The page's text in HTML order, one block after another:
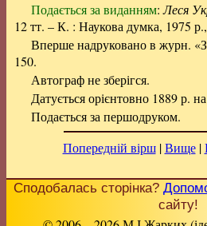
Подається за виданням:Леся
12 тт. – К. : Наукова думка, 1975
Вперше надруковано в журн.
150.
Автограф не зберігся.
Датується орієнтовно 1889 р.
Подається за першодруком.
Попередній вірш|Вище|
Сподобалась сторінка?
сайту!